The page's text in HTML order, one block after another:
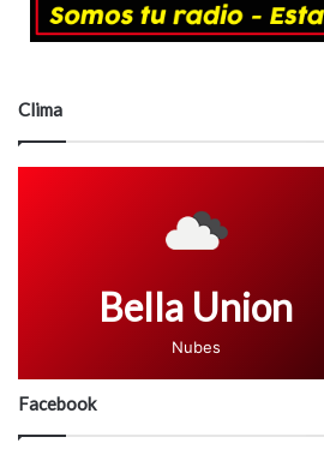
Clima
Bella Union
Nubes
Facebook